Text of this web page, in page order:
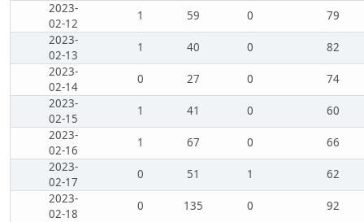
2023-
02-12
1 59 0
79
2023-
02-13
1 40 0
82
2023-
02-14
0 27 0
74
2023-
02-15
1 41 0
60
2023-
02-16
1 67 0
66
2023-
02-17
0 51 1
62
2023-
02-18
0 135 0
92